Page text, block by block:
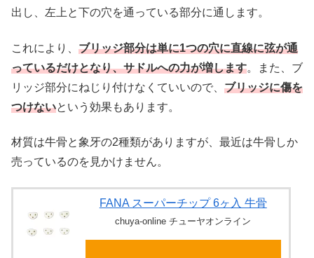
出し、左上と下の穴を通っている部分に通します。
これにより、 ブリッジ部分は単に1つの穴に直線に弦が通
っているだけとなり、サドルへの力が増します。また、ブ
リッジ部分にねじり付けなくていいので、 ブリッジに傷を
つけないという効果もあります。
材質は牛骨と象牙の2種類がありますが、最近は牛骨しか
売っているのを見かけません。
FANA スーパーチップ 6ヶ入 牛骨
chuya-online チューヤオンライン